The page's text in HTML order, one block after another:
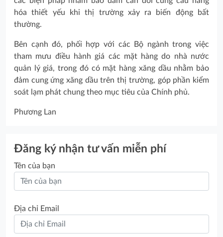
hóa thiết yếu khi thị trường xảy ra biến động bất
thường.
Bên cạnh đó, phối hợp với các Bộ ngành trong việc
tham mưu điều hành giá các mặt hàng do nhà nước
quản lý giá, trong đó có mặt hàng xăng dầu nhằm bảo
đảm cung ứng xăng dầu trên thị trường, góp phần kiểm
soát lạm phát chung theo mục tiêu của Chính phủ.
Phương Lan
Đăng ký nhận tư vấn miễn phí
Tên của bạn
Địa chỉ Email